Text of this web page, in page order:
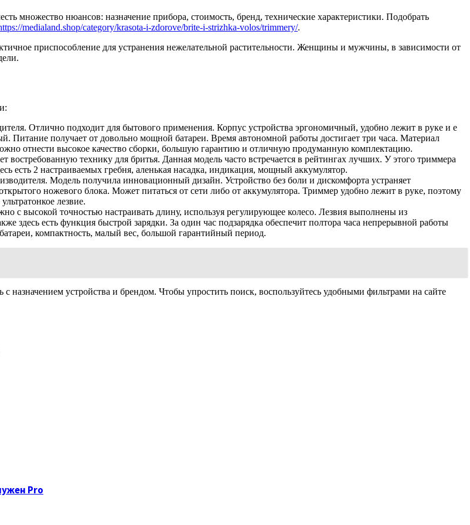
множество нюансов: назначение прибора, стоимость, бренд, технические характеристики. Подобрать
medialand.shop/category/krasota-i-zdorove/brite-i-strizhka-volos/trimmery/.
приспособление для устранения нежелательной растительности. Женщины и мужчины, в зависимости от
Отлично подходит для бытового применения. Корпус устройства эргономичный, удобно лежит в руке и е
Питание получает от довольно мощной батареи. Время автономной работы достигает три часа. Материал
отнести высокое качество сборки, большую гарантию и отличную продуманную комплектацию.
технику для бритья. Данная модель часто встречается в рейтингах лучших. У этого триммера
есть 2 настраиваемых гребня, аленькая насадка, индикация, мощный аккумулятор.
Модель получила инновационный дизайн. Устройство без боли и дискомфорта устраняет
ножевого блока. Может питаться от сети либо от аккумулятора. Триммер удобно лежит в руке, поэтому
лезвие.
с высокой точностью настраивать длину, используя регулирующее колесо. Лезвия выполнены из
есть функция быстрой зарядки. За один час подзарядка обеспечит полтора часа непрерывной работы
компактность, малый вес, большой гарантийный период.
назначением устройства и брендом. Чтобы упростить поиск, воспользуйтесь удобными фильтрами на сайте
Pro